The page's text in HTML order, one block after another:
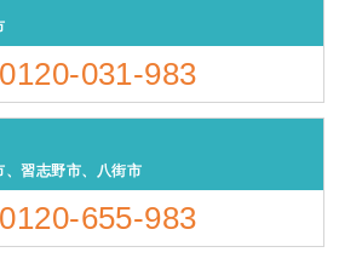
0120-031-983
、習志野市、八街市
0120-655-983